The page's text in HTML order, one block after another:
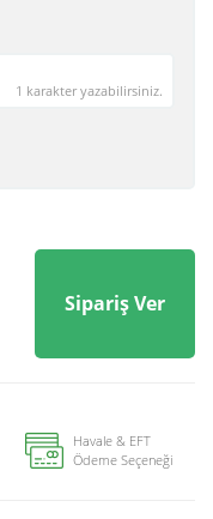
1 karakter yazabilirsiniz.
Sipariş Ver
Havale & EFT
Ödeme Seçeneği